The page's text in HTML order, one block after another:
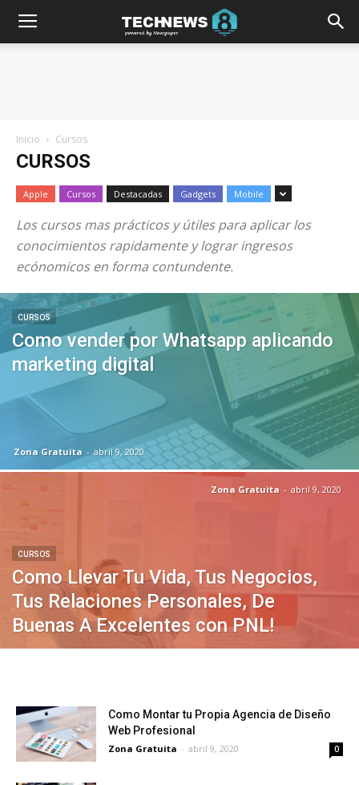
Inicio Cursos
CURSOS
Apple Cursos Destacadas Gadgets Mobile
Los cursos mas prácticos y útiles para aplicar los
conocimientos rapidamente y lograr ingresos
ecónomicos en forma contundente.
CURSOS
Como vender por Whatsapp aplicando
marketing digital
Zona Gratuita - abril 9, 2020
CURSOS
Como Llevar Tu Vida, Tus Negocios,
Tus Relaciones Personales, De
Buenas A Excelentes con PNL!
Zona Gratuita - abril 9, 2020
Como Montar tu Propia Agencia de Diseño
Web Profesional
Zona Gratuita - abril 9, 2020 0